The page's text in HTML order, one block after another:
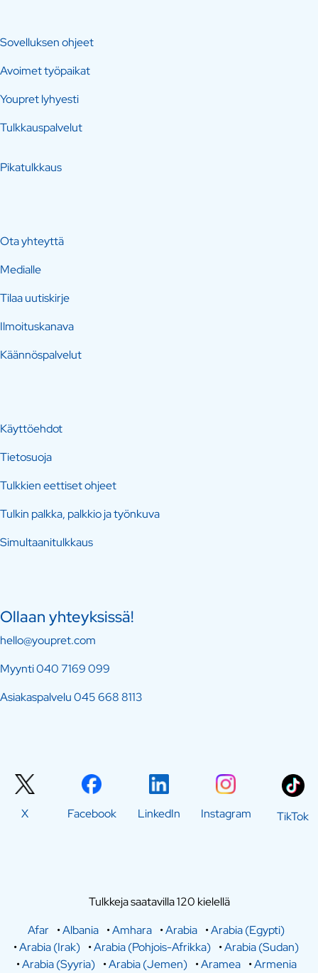
Sovelluksen ohjeet
Avoimet työpaikat
Youpret lyhyesti
Tulkkauspalvelut
Pikatulkkaus
Ota yhteyttä
Medialle
Tilaa uutiskirje
Ilmoituskanava
Käännöspalvelut
Käyttöehdot
Tietosuoja
Tulkkien eettiset ohjeet
Tulkin palkka, palkkio ja työnkuva
Simultaanitulkkaus
Ollaan yhteyksissä!
hello@youpret.com
Myynti040 7169 099
Asiakaspalvelu045 668 8113
X Facebook LinkedIn Instagram TikTok
Tulkkeja saatavilla 120 kielellä
Afar •Albania •Amhara •Arabia •Arabia (Egypti)
•Arabia (Irak) •Arabia (Pohjois-Afrikka) •Arabia (Sudan)
•Arabia (Syyria) •Arabia (Jemen) •Aramea •Armenia